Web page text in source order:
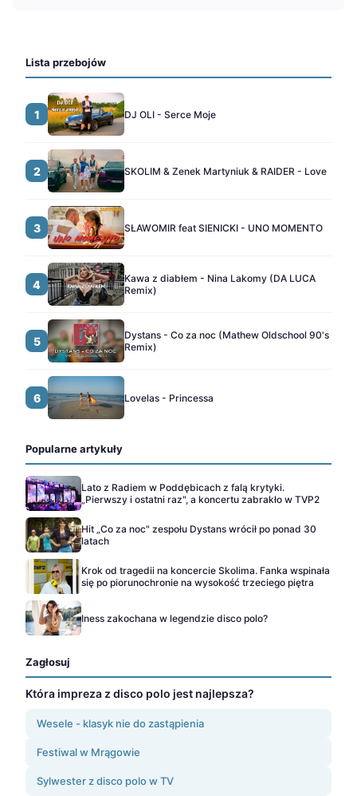
Lista przebojów
1 DJ OLI - Serce Moje
2 SKOLIM & Zenek Martyniuk & RAIDER - Love
3 SŁAWOMIR feat SIENICKI - UNO MOMENTO
4
Kawa z diabłem - Nina Lakomy (DA LUCA
Remix)
5
Dystans - Co za noc (Mathew Oldschool 90's
Remix)
6 Lovelas - Princessa
Popularne artykuły
Lato z Radiem w Poddębicach z falą krytyki.
„Pierwszy i ostatni raz", a koncertu zabrakło w TVP2
Hit „Co za noc" zespołu Dystans wrócił po ponad 30
latach
Krok od tragedii na koncercie Skolima. Fanka wspinała
się po piorunochronie na wysokość trzeciego piętra
Iness zakochana w legendzie disco polo?
Zagłosuj
Która impreza z disco polo jest najlepsza?
Wesele - klasyk nie do zastąpienia
Festiwal w Mrągowie
Sylwester z disco polo w TV